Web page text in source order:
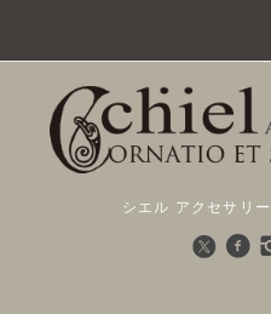
シエル アクセサリ